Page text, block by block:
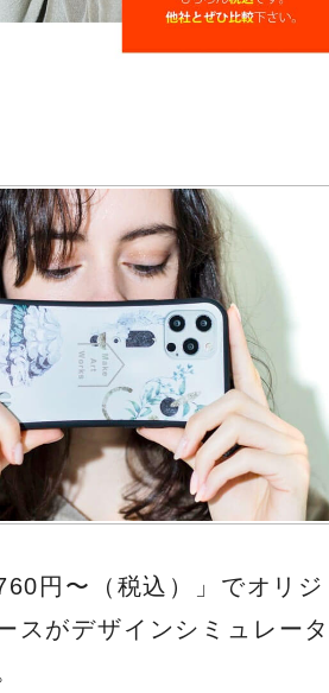
円〜（税込）」でオリジ
スがデザインシミュレー